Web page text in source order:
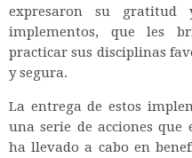
expresaron su gratitud
implementos, que les
practicar sus disciplinas
y segura.
La entrega de estos
una serie de acciones
ha llevado a cabo en